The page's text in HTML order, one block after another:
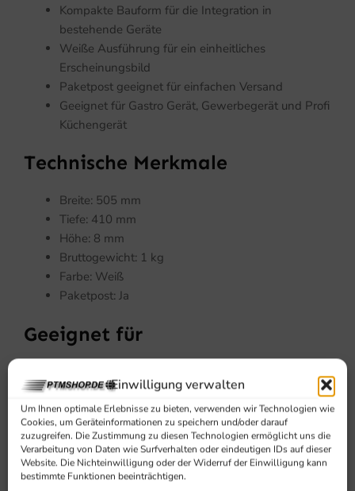
Einwilligung verwalten
Um Ihnen optimale Erlebnisse zu bieten, verwenden wir Technologien wie
Cookies, um Geräteinformationen zu speichern und/oder darauf
zuzugreifen. Die Zustimmung zu diesen Technologien ermöglicht uns die
Verarbeitung von Daten wie Surfverhalten oder eindeutigen IDs auf dieser
Website. Die Nichteinwilligung oder der Widerruf der Einwilligung kann
bestimmte Funktionen beeinträchtigen.
Kompakte Bauform für die Integration in
bestehende Geräte
Weiße Ausführung für ein einheitliches
Erscheinungsbild
Paketpost geeignet für einfachen Versand
Geeignet für Gastro Gerät, Gewerbegerät und Profi
Küchengerät
Technische Merkmale
Breite: 505 mm
Tiefe: 410 mm
Höhe: 8 mm
Bruttogewicht: 1 kg
Farbe: Weiß
Paketpost: Ja
Geeignet für
Gastronomie, in gewerblichen Küchen und überall dort,
wo ein robustes und passgenaues Bauteil für ein Gastro
Gerät, Gewerbegerät oder Profi Küchengerät benötigt
wird.